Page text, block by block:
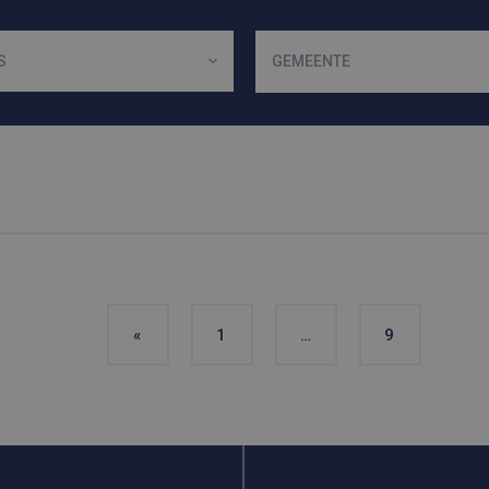
GEMEENTE
« 1 … 9